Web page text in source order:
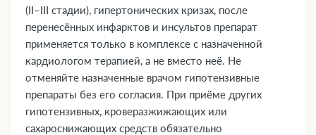
(II–III стадии), гипертонических кризах, после
перенесённых инфарктов и инсультов препарат
применяется только в комплексе с назначенной
кардиологом терапией, а не вместо неё. Не
отменяйте назначенные врачом гипотензивные
препараты без его согласия. При приёме других
гипотензивных, кроверазжижающих или
сахароснижающих средств обязательно